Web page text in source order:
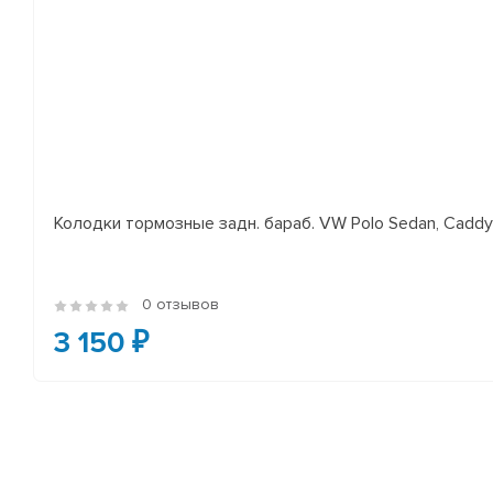
Колодки тормозные задн. бараб. VW Polo Sedan, Caddy
0 отзывов
3 150 ₽